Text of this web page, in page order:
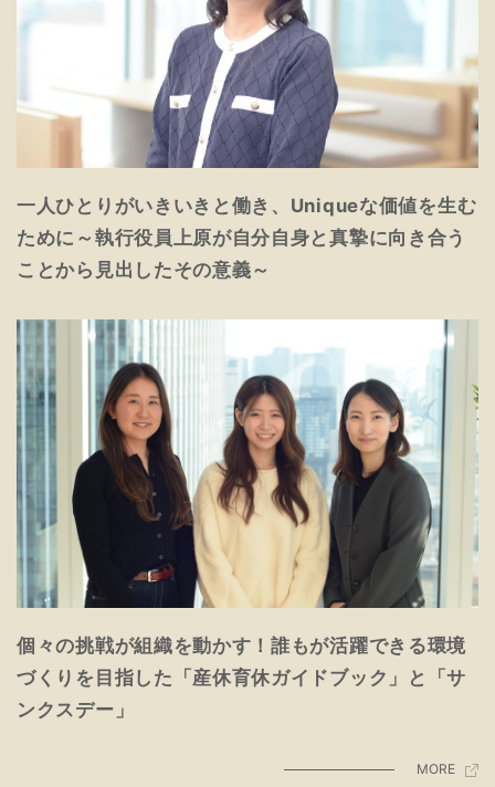
一人ひとりがいきいきと働き、Uniqueな価値を生む
ために～執行役員上原が自分自身と真摯に向き合う
ことから見出したその意義～
個々の挑戦が組織を動かす！誰もが活躍できる環境
づくりを目指した「産休育休ガイドブック」と「サ
ンクスデー」
MORE